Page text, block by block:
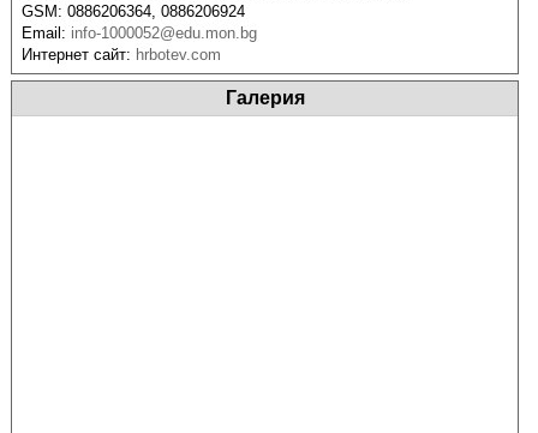
GSM:0886206364, 0886206924
Email: info-1000052@edu.mon.bg
Интернет сайт: hrbotev.com
Галерия